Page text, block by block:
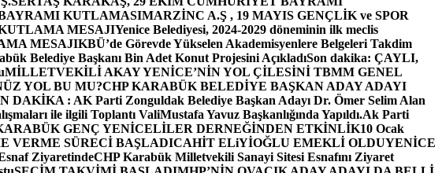
KUTLAMASIMARZİNC A.Ş , 19 MAYIS GENÇLİK ve SPOR
MESAJIYenice Belediyesi, 2024-2029 döneminin ilk meclis
MESAJIKBÜ’de Görevde Yükselen Akademisyenlere Belgeleri Takdim
Belediye Başkanı Bin Adet Konut Projesini AçıkladıSon dakika: ÇAYLI,
MİLLETVEKİLİ AKAY YENİCE’NİN YOL ÇİLESİNİ TBMM GENEL
YOL BU MU?CHP KARABÜK BELEDİYE BAŞKAN ADAY ADAYI
DAKİKA : AK Parti Zonguldak Belediye Başkan Adayı Dr. Ömer Selim Alan
ile ilgili Toplantı ValiMustafa Yavuz Başkanlığında Yapıldı.Ak Parti
GENÇ YENİCELİLER DERNEĞİNDEN ETKİNLİK10 Ocak
VERME SÜRECİ BAŞLADICAHİT ELiYİOĞLU EMEKLİ OLDUYENİCE
ZiyaretindeCHP Karabük Milletvekili Sanayi Sitesi Esnafını Ziyaret